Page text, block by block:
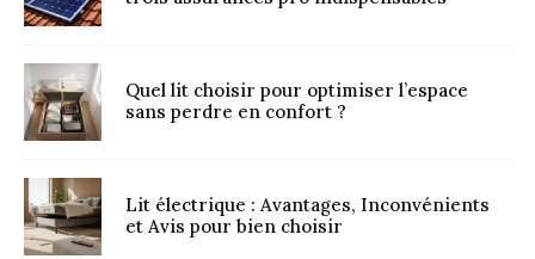
Quel lit choisir pour optimiser l’espace
sans perdre en confort ?
Lit électrique : Avantages, Inconvénients
et Avis pour bien choisir